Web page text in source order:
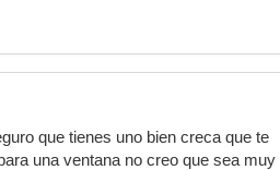
que tienes uno bien creca que te
una ventana no creo que sea muy